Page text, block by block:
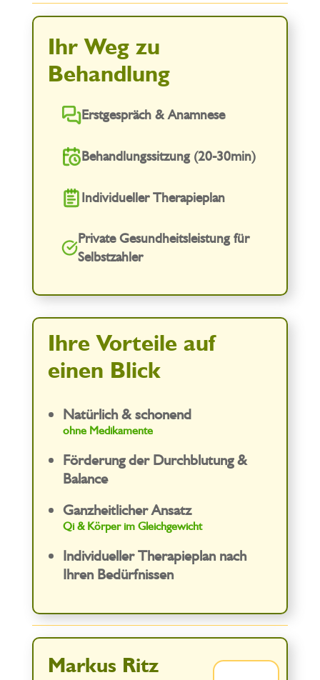
Ihr Weg zu
Behandlung
Erstgespräch & Anamnese
Behandlungssitzung (20-30min)
Individueller Therapieplan
Private Gesundheitsleistung für
Selbstzahler
Ihre Vorteile auf
einen Blick
Natürlich & schonend
ohne Medikamente
Förderung der Durchblutung &
Balance
Ganzheitlicher Ansatz
Qi & Körper im Gleichgewicht
Individueller Therapieplan nach
Ihren Bedürfnissen
Markus Ritz